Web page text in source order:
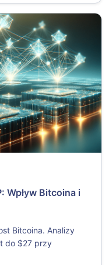
Wpływ Bitcoina i
Bitcoina. Analizy
do $27 przy